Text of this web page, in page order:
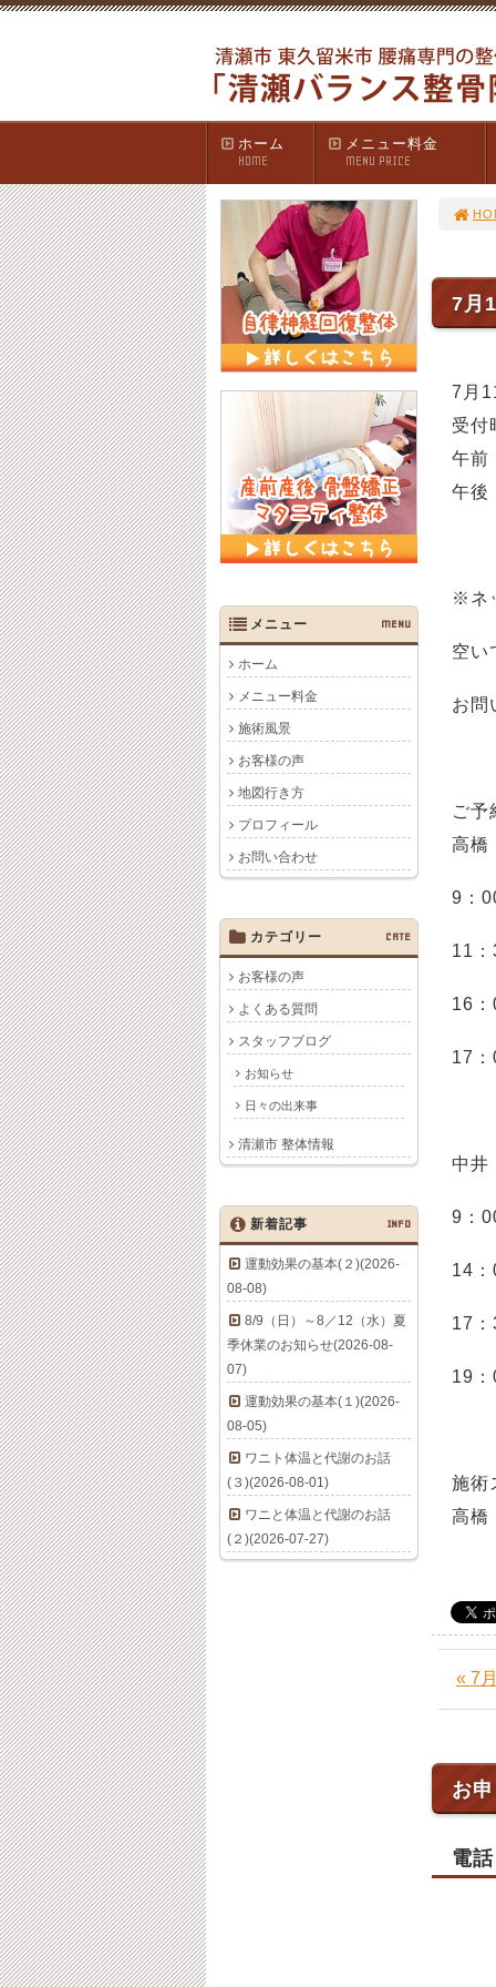
ホーム
HOME
メニュー料金
MENU PRICE
7月
7月
受付
午
午
※ネ
空い
お問
ご予
高橋
9：
11
16
17
中井
9：
14
17
19
施術
高
« 7
お
電
メニュー MENU
ホーム
メニュー料金
施術風景
お客様の声
地図行き方
プロフィール
お問い合わせ
カテゴリー CATE
お客様の声
よくある質問
スタッフブログ
お知らせ
日々の出来事
清瀬市 整体情報
新着記事 INFO
運動効果の基本(２)(2026-
08-08)
8/9（日）～8／12（水）夏
季休業のお知らせ(2026-08-
07)
運動効果の基本(１)(2026-
08-05)
ワニト体温と代謝のお話
(３)(2026-08-01)
ワニと体温と代謝のお話
(２)(2026-07-27)